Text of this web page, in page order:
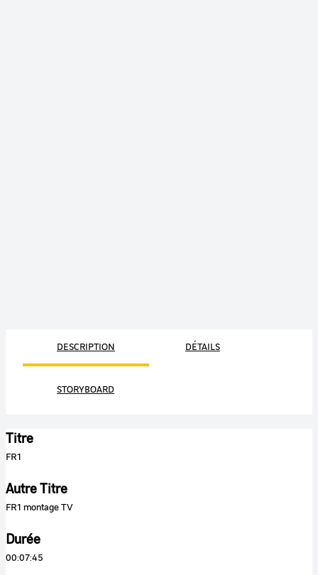
DESCRIPTION DÉTAILS
STORYBOARD
Titre
FR1
Autre Titre
FR1 montage TV
Durée
00:07:45